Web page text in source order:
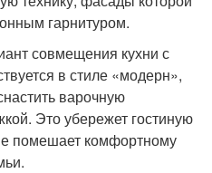
гарнитуром.
совмещения кухни с
в стиле «модерн»,
варочную
Это убережет гостиную
помешает комфортному